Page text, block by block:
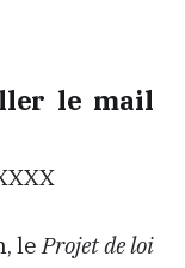
le mail
le Projet de loi